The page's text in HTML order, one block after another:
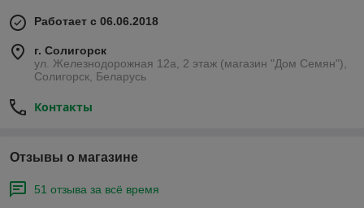
Работает с 06.06.2018
г. Солигорск
ул. Железнодорожная 12а, 2 этаж (магазин "Дом Семян"),
Солигорск, Беларусь
Контакты
Отзывы о магазине
51 отзыва за всё время